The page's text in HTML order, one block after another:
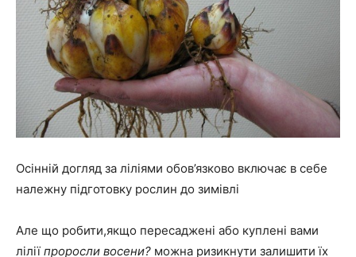
Осінній догляд за ліліями обов’язково включає в себе
належну підготовку рослин до зимівлі
Але що робити,якщо пересаджені або куплені вами
лілії проросли восени? можна ризикнути залишити їх